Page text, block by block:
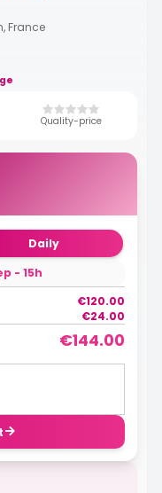
France
Quality-price
Daily
- 15h
€120.00
€24.00
€144.00